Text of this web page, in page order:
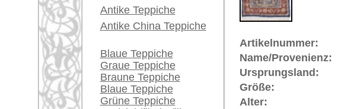
Widerrufsrecht
Datenschutz
Voraussichtliche Lieferzeit:
Mehr über die Provenienz Hereke | Türkei
Hereke befindet sich im Nordwesten der Türkei am Golf von
km von Istanbul entfernt. 1844 wurde unter Sultan Abd-ul
gegründet. 1890 kamen unter Sultan Abd-ul Hamid
Gördes und erweiterten die Spinnerei/Färberei und richteten